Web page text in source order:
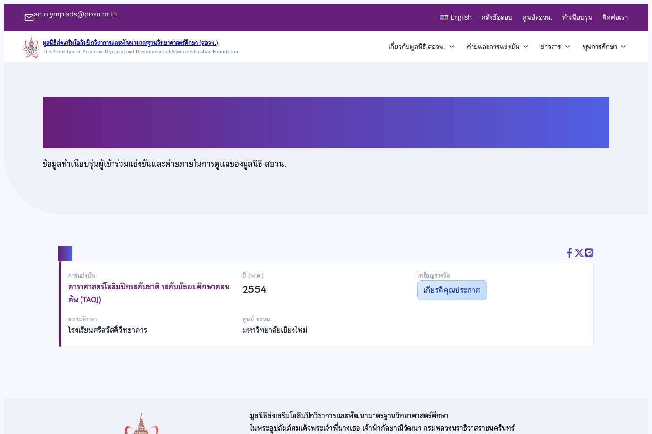
เนื้อหา
ac.olympiads@posn.or.th English คลังข้อสอบ ศูนย์สอวน. ทำเนียบรุ่น ติดต่อเรา
มูลนิธิส่งเสริมโอลิมปิกวิชาการและพัฒนามาตรฐานวิทยาศาสตร์ศึกษา (สอวน.)
The Promotion of Academic Olympiad and Development of Science Education Foundation เกี่ยวกับมูลนิธิ สอวน. ค่ายและการแข่งขัน ข่าวสาร ทุนการศึกษา
ข้อมูลทำเนียบรุ่นผู้เข้าร่วมแข่งขันและค่ายภายในการดูแลของมูลนิธิ สอวน.
การแข่งขัน
ดาราศาสตร์โอลิมปิกระดับชาติ ระดับมัธยมศึกษาตอน
ต้น (TAOJ)
ปี (พ.ศ.)
2554
เหรียญรางวัล
เกียรติคุณประกาศ
สถานศึกษา
โรงเรียนศรีสวัสดิ์วิทยาคาร
ศูนย์ สอวน.
มหาวิทยาลัยเชียงใหม่
มูลนิธิส่งเสริมโอลิมปิกวิชาการและพัฒนามาตรฐานวิทยาศาสตร์ศึกษา
ในพระอุปถัมภ์สมเด็จพระเจ้าพี่นางเธอ เจ้าฟ้ากัลยาณิวัฒนา กรมหลวงนราธิวาสราชนครินทร์